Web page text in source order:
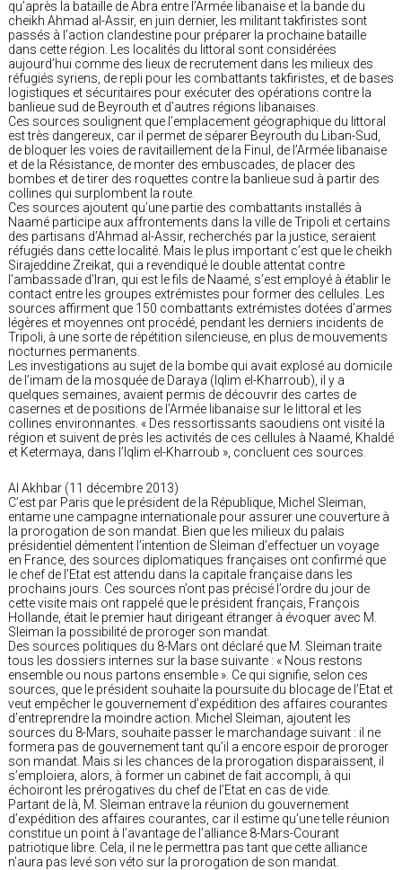
qu’après la bataille de Abra entre l’Armée libanaise et la bande du
cheikh Ahmad al-Assir, en juin dernier, les militant takfiristes sont
passés à l’action clandestine pour préparer la prochaine bataille
dans cette région. Les localités du littoral sont considérées
aujourd’hui comme des lieux de recrutement dans les milieux des
réfugiés syriens, de repli pour les combattants takfiristes, et de bases
logistiques et sécuritaires pour exécuter des opérations contre la
banlieue sud de Beyrouth et d’autres régions libanaises.
Ces sources soulignent que l’emplacement géographique du littoral
est très dangereux, car il permet de séparer Beyrouth du Liban-Sud,
de bloquer les voies de ravitaillement de la Finul, de l’Armée libanaise
et de la Résistance, de monter des embuscades, de placer des
bombes et de tirer des roquettes contre la banlieue sud à partir des
collines qui surplombent la route.
Ces sources ajoutent qu’une partie des combattants installés à
Naamé participe aux affrontements dans la ville de Tripoli et certains
des partisans d’Ahmad al-Assir, recherchés par la justice, seraient
réfugiés dans cette localité. Mais le plus important c’est que le cheikh
Sirajeddine Zreikat, qui a revendiqué le double attentat contre
l’ambassade d’Iran, qui est le fils de Naamé, s’est employé à établir le
contact entre les groupes extrémistes pour former des cellules. Les
sources affirment que 150 combattants extrémistes dotées d’armes
légères et moyennes ont procédé, pendant les derniers incidents de
Tripoli, à une sorte de répétition silencieuse, en plus de mouvements
nocturnes permanents.
Les investigations au sujet de la bombe qui avait explosé au domicile
de l’imam de la mosquée de Daraya (Iqlim el-Kharroub), il y a
quelques semaines, avaient permis de découvrir des cartes de
casernes et de positions de l’Armée libanaise sur le littoral et les
collines environnantes. « Des ressortissants saoudiens ont visité la
région et suivent de près les activités de ces cellules à Naamé, Khaldé
et Ketermaya, dans l’Iqlim el-Kharroub », concluent ces sources.
Al Akhbar (11 décembre 2013)
C’est par Paris que le président de la République, Michel Sleiman,
entame une campagne internationale pour assurer une couverture à
la prorogation de son mandat. Bien que les milieux du palais
présidentiel démentent l’intention de Sleiman d’effectuer un voyage
en France, des sources diplomatiques françaises ont confirmé que
le chef de l’Etat est attendu dans la capitale française dans les
prochains jours. Ces sources n’ont pas précisé l’ordre du jour de
cette visite mais ont rappelé que le président français, François
Hollande, était le premier haut dirigeant étranger à évoquer avec M.
Sleiman la possibilité de proroger son mandat.
Des sources politiques du 8-Mars ont déclaré que M. Sleiman traite
tous les dossiers internes sur la base suivante : « Nous restons
ensemble ou nous partons ensemble ». Ce qui signifie, selon ces
sources, que le président souhaite la poursuite du blocage de l’Etat et
veut empêcher le gouvernement d’expédition des affaires courantes
d’entreprendre la moindre action. Michel Sleiman, ajoutent les
sources du 8-Mars, souhaite passer le marchandage suivant : il ne
formera pas de gouvernement tant qu’il a encore espoir de proroger
son mandat. Mais si les chances de la prorogation disparaissent, il
s’emploiera, alors, à former un cabinet de fait accompli, à qui
échoiront les prérogatives du chef de l’Etat en cas de vide.
Partant de là, M. Sleiman entrave la réunion du gouvernement
d’expédition des affaires courantes, car il estime qu’une telle réunion
constitue un point à l’avantage de l’alliance 8-Mars-Courant
patriotique libre. Cela, il ne le permettra pas tant que cette alliance
n’aura pas levé son véto sur la prorogation de son mandat.